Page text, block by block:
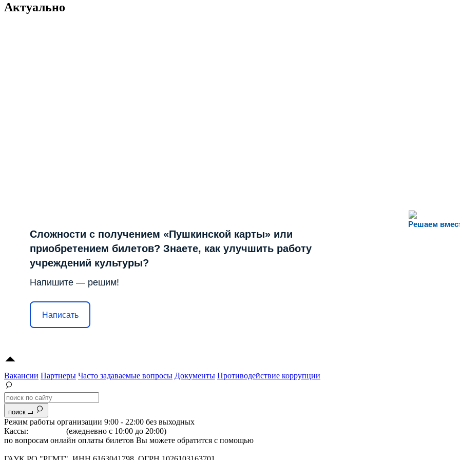
Актуально
Решаем
Сложности с получением «Пушкинской карты» или
приобретением билетов? Знаете, как улучшить работу
учреждений культуры?
Напишите — решим!
Написать
Вакансии Партнеры Часто задаваемые вопросы Документы Противодействие коррупции
поиск
Режим работы организации 9:00 - 22:00 без выходных
Кассы:
(ежедневно с 10:00 до 20:00)
по вопросам онлайн оплаты билетов Вы можете обратится с помощью